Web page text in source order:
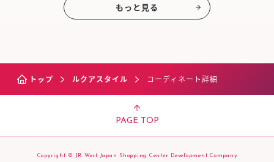
もっと見る
トップ ルクアスタイル コーディネート詳細
PAGE TOP
Copyright © JR West Japan Shopping Center Development Company